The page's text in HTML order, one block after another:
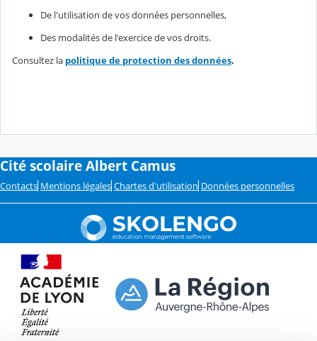
De l'utilisation de vos données personnelles,
Des modalités de l'exercice de vos droits.
Consultez la politique de protection des données.
Cité scolaire Albert Camus
Contacts Mentions légales Chartes d'utilisation Données personnelles